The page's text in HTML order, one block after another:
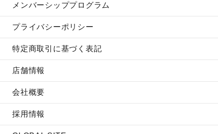
メンバーシッププログラム
プライバシーポリシー
特定商取引に基づく表記
店舗情報
会社概要
採用情報